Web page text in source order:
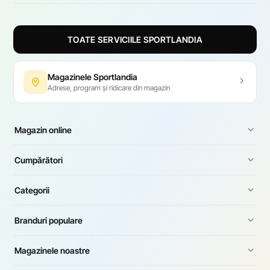
TOATE SERVICIILE SPORTLANDIA
Magazinele Sportlandia
Adrese, program și ridicare din magazin
Magazin online
Cumpărători
Categorii
Branduri populare
Magazinele noastre